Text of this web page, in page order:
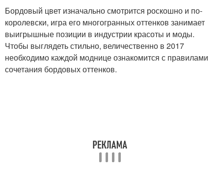
Бордовый цвет изначально смотрится роскошно и по-
королевски, игра его многогранных оттенков занимает
выигрышные позиции в индустрии красоты и моды.
Чтобы выглядеть стильно, величественно в 2017
необходимо каждой моднице ознакомится с правилами
сочетания бордовых оттенков.